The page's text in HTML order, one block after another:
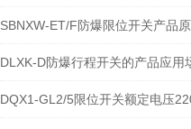
DLXK-D防爆行程开关的产品应用